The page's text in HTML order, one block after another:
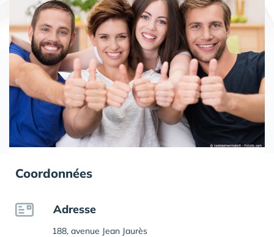
Coordonnées
Adresse
188, avenue Jean Jaurès